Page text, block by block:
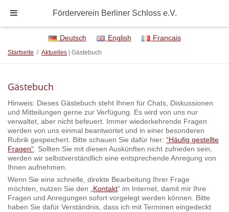
Deutsch English Francais
Startseite / Aktuelles | Gästebuch
Gästebuch
Hinweis: Dieses Gästebuch steht Ihnen für Chats, Diskussionen
und Mitteilungen gerne zur Verfügung. Es wird von uns nur
verwaltet, aber nicht befeuert. Immer wiederkehrende Fragen
werden von uns einmal beantwortet und in einer besonderen
Rubrik gespeichert. Bitte schauen Sie dafür hier: “Häufig gestellte
Fragen“. Sollten Sie mit diesen Auskünften nicht zufrieden sein,
werden wir selbstverständlich eine entsprechende Anregung von
Ihnen aufnehmen.
Wenn Sie eine schnelle, direkte Bearbeitung Ihrer Frage
möchten, nutzen Sie den „Kontakt“ im Internet, damit mir Ihre
Fragen und Anregungen sofort vorgelegt werden können. Bitte
haben Sie dafür Verständnis, dass ich mit Terminen eingedeckt
Förderverein Berliner Schloss e.V.